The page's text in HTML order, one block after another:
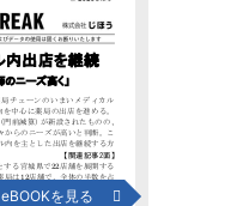
eBOOKを見る